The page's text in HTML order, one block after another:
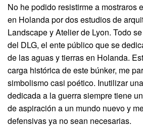
No he podido resistirme a mostraros
en Holanda por dos estudios de
Landscape y Atelier de Lyon. Todo
del DLG, el ente público que se
de las aguas y tierras en Holanda.
carga histórica de este búnker, me
simbolismo casi poético. Inutilizar
dedicada a la guerra siempre tiene
de aspiración a un mundo nuevo y
defensivas ya no sean necesarias.